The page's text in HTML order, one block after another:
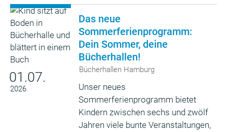
01.07.
2026
Das neue
Sommerferienprogramm:
Dein Sommer, deine
Bücherhallen!
Bücherhallen Hamburg
Unser neues
Sommerferienprogramm bietet
Kindern zwischen sechs und zwölf
Jahren viele bunte Veranstaltungen,